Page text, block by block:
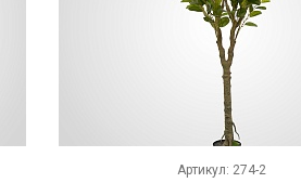
Артикул: 274-2